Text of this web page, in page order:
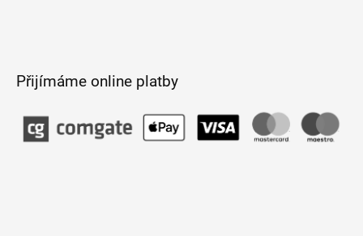
Přijímáme online platby